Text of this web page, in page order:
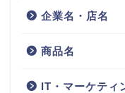
企業名・店名
商品名
IT・マーケティ